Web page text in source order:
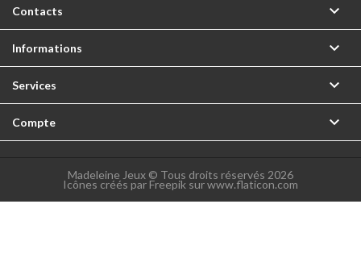
Contacts 
Informations 
Services 
Compte 
Madeleine Jeux © Tous droits réservés 2026
Icônes créés par Freepik sur www.flaticon.com